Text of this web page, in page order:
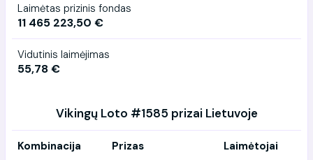
Laimėtas prizinis fondas
11 465 223,50 €
Vidutinis laimėjimas
55,78 €
Vikingų Loto #1585 prizai Lietuvoje
Kombinacija Prizas Laimėtojai